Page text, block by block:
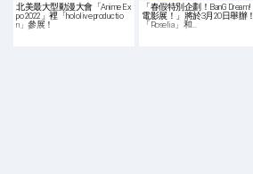
北美最大型動漫大會「Anime Ex
po 2022」裡「hololive productio
n」參展！
「春假特別企劃！BanG Dream!
電影展！」將於3月20日舉辦！
「Roselia」和…